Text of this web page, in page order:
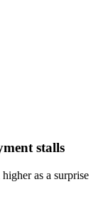
stalls
higher as a surprise